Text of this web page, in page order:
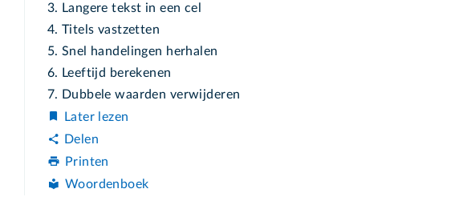
3. Langere tekst in een cel
4. Titels vastzetten
5. Snel handelingen herhalen
6. Leeftijd berekenen
7. Dubbele waarden verwijderen
Later lezen
Delen
Printen
Woordenboek